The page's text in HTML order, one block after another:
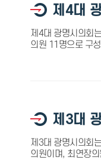
제4대
제4대 광명시의회
의원 11명으로 구
제3대
제3대 광명시의회
의원이며, 최연장